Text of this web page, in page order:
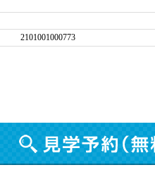
2101001000773